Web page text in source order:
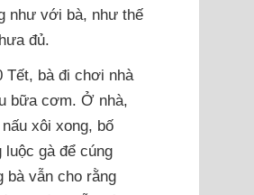
như với bà, như thế
đủ.
Tết, bà đi chơi nhà
bữa cơm. Ở nhà,
xôi xong, bố
luộc gà để cúng
bà vẫn cho rằng